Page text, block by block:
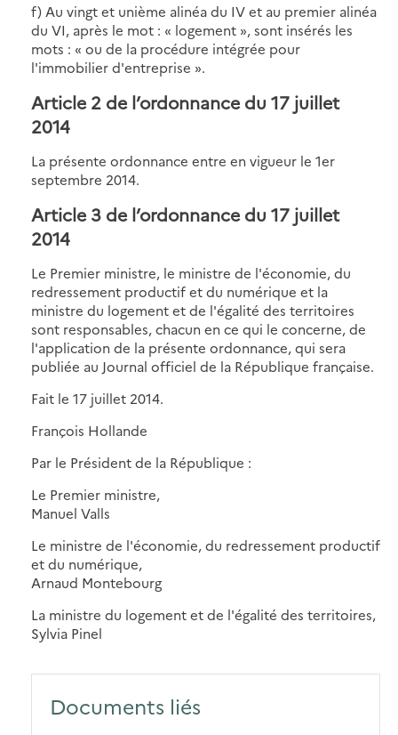
f) Au vingt et unième alinéa du IV et au premier alinéa
du VI, après le mot : « logement », sont insérés les
mots : « ou de la procédure intégrée pour
l'immobilier d'entreprise ».
Article 2 de l’ordonnance du 17 juillet
2014
La présente ordonnance entre en vigueur le 1er
septembre 2014.
Article 3 de l’ordonnance du 17 juillet
2014
Le Premier ministre, le ministre de l'économie, du
redressement productif et du numérique et la
ministre du logement et de l'égalité des territoires
sont responsables, chacun en ce qui le concerne, de
l'application de la présente ordonnance, qui sera
publiée au Journal officiel de la République française.
Fait le 17 juillet 2014.
François Hollande
Par le Président de la République :
Le Premier ministre,
Manuel Valls
Le ministre de l'économie, du redressement productif
et du numérique,
Arnaud Montebourg
La ministre du logement et de l'égalité des territoires,
Sylvia Pinel
Documents liés